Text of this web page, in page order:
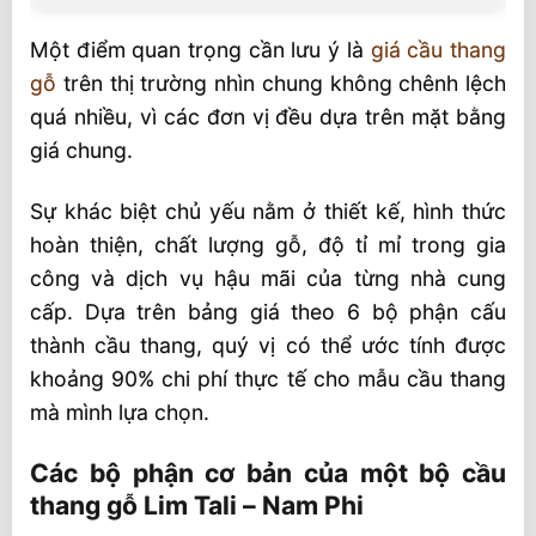
Nhược điểm và phương pháp khắc phục
Quy Trình Thi Công Cầu Thang Lim Nam Phi
Tại SHT
Một điểm quan trọng cần lưu ý là giá cầu thang
gỗ trên thị trường nhìn chung không chênh lệch
quá nhiều, vì các đơn vị đều dựa trên mặt bằng
giá chung.
Sự khác biệt chủ yếu nằm ở thiết kế, hình thức
hoàn thiện, chất lượng gỗ, độ tỉ mỉ trong gia
công và dịch vụ hậu mãi của từng nhà cung
cấp. Dựa trên bảng giá theo 6 bộ phận cấu
thành cầu thang, quý vị có thể ước tính được
khoảng 90% chi phí thực tế cho mẫu cầu thang
mà mình lựa chọn.
Các bộ phận cơ bản của một bộ cầu
thang gỗ Lim Tali – Nam Phi